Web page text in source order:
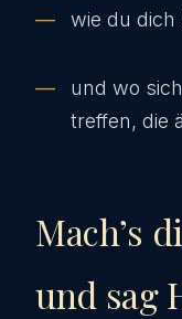
wie du dich
und wo
treffen, die
Mach’s
und sag